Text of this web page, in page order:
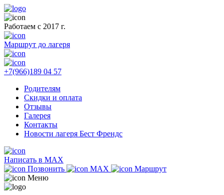
Работаем с 2017 г.
Маршрут до лагеря
+7(966)189 04 57
Родителям
Скидки и оплата
Отзывы
Галерея
Контакты
Новости лагеря Бест Френдс
Написать в MAX
Позвонить
MAX
Маршрут
Меню